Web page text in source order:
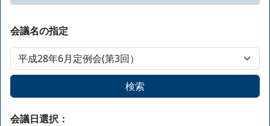
会議名の指定
検索
会議日選択：